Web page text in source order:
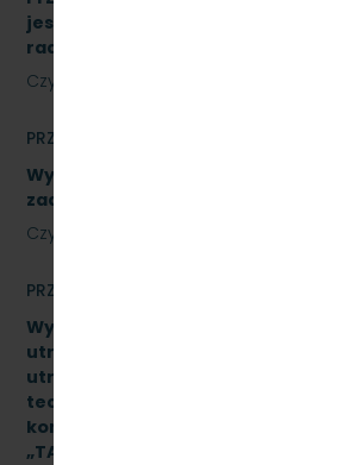
jest wykonanie modernizacji
radiotelefonów [znak:
Czytaj dalej
PRZETARGI
Wykonanie naprawy podzespołów,
zadania. Numer referencyjny:
Czytaj dalej
PRZETARGI
Wykonanie naprawy czwartego
utrzymania (P4) wg dokumentacji
utrzymania typu pojazdu oraz
techniczno–ruchowej producenta
kompletów układów hamulcowych
„TABOR” w Poznaniu. Znak sprawy: